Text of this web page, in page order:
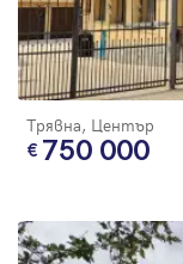
Трявна, Център
750 000